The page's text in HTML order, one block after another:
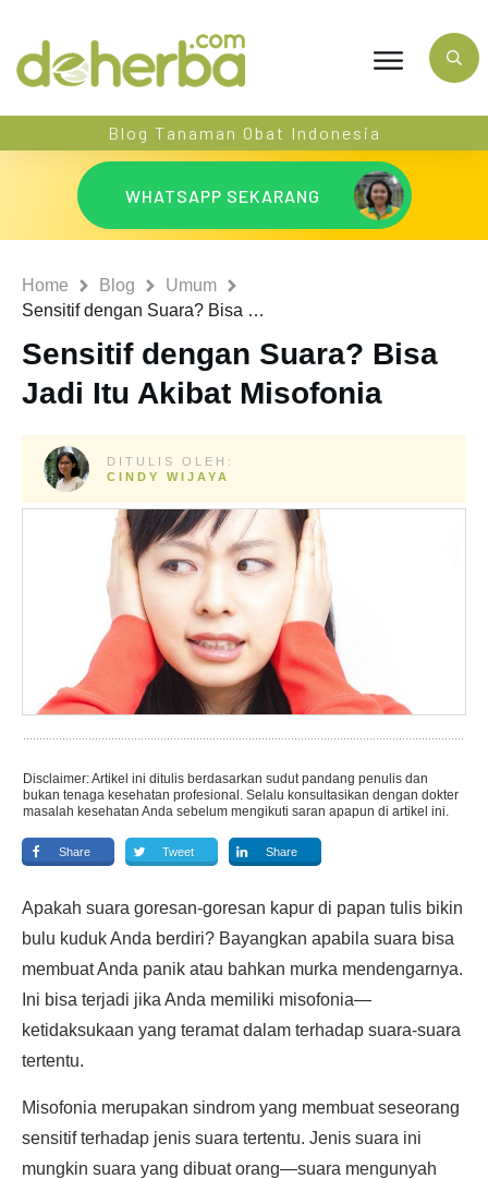
Blog Tanaman Obat Indonesia
WHATSAPP SEKARANG
Home Blog
Umum
Sensitif dengan Suara? Bisa Jadi Itu Akibat Misofonia
Sensitif dengan Suara? Bisa
Jadi Itu Akibat Misofonia
DITULIS OLEH:
CINDY WIJAYA
Disclaimer: Artikel ini ditulis berdasarkan sudut pandang penulis dan
bukan tenaga kesehatan profesional. Selalu konsultasikan dengan dokter
masalah kesehatan Anda sebelum mengikuti saran apapun di artikel ini.
Share Tweet Share
Apakah suara goresan-goresan kapur di papan tulis bikin
bulu kuduk Anda berdiri? Bayangkan apabila suara bisa
membuat Anda panik atau bahkan murka mendengarnya.
Ini bisa terjadi jika Anda memiliki misofonia—
ketidaksukaan yang teramat dalam terhadap suara-suara
tertentu.
Misofonia merupakan sindrom yang membuat seseorang
sensitif terhadap jenis suara tertentu. Jenis suara ini
mungkin suara yang dibuat orang—suara mengunyah